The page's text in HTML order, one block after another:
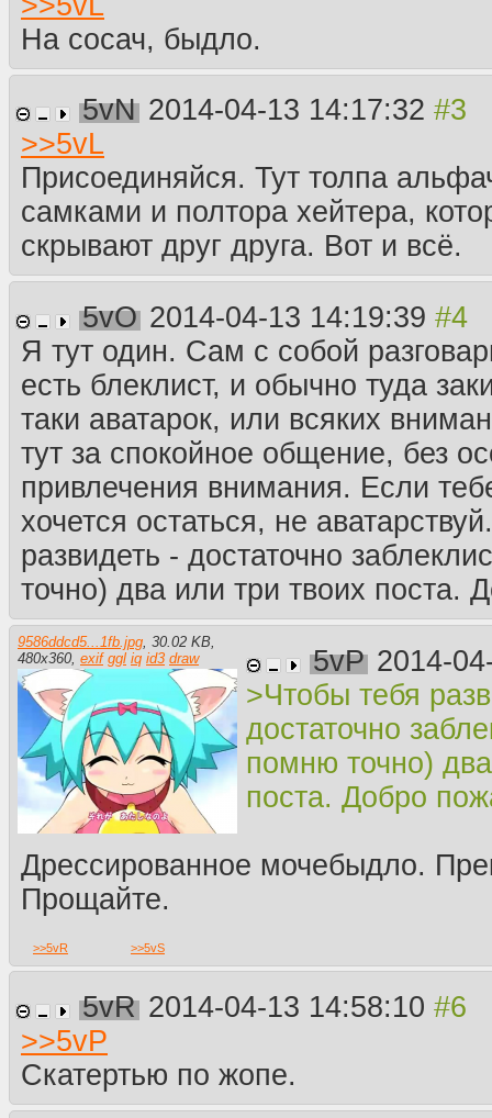
На сосач, быдло.
5vN 2014-04-13 14:17:32
>>5vL
Присоединяйся. Тут толпа
самками и полтора хейтера,
скрывают друг друга. Вот и всё.
5vO 2014-04-13 14:19:39
Я тут один. Сам с собой
есть блеклист, и обычно туда
таки аватарок, или всяких
тут за спокойное общение, без
привлечения внимания. Если
хочется остаться, не
развидеть - достаточно
точно) два или три твоих поста.
9586ddcd5...1fb.jpg 30.02 KB
480x360 exif ggl iq id3 draw 5vP 2014-
>Чтобы тебя
достаточно
помню точно)
поста. Добро
Дрессированное мочебыдло.
Прощайте.
>>5vR >>5vS
5vR 2014-04-13 14:58:10
>>5vP
Скатертью по жопе.